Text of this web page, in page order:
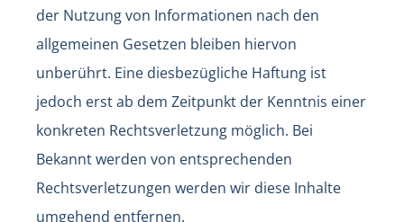
der Nutzung von Informationen nach den
allgemeinen Gesetzen bleiben hiervon
unberührt. Eine diesbezügliche Haftung ist
jedoch erst ab dem Zeitpunkt der Kenntnis einer
konkreten Rechtsverletzung möglich. Bei
Bekannt werden von entsprechenden
Rechtsverletzungen werden wir diese Inhalte
umgehend entfernen.